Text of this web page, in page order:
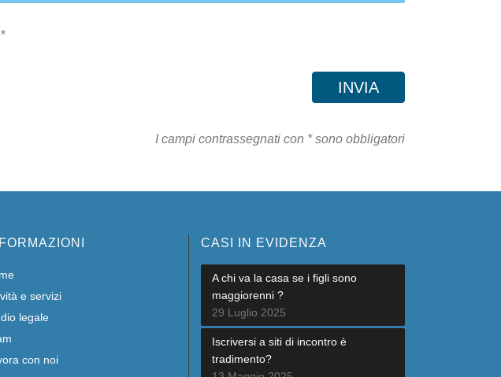
I campi contrassegnati con * sono obbligatori
e servizi
legale
con noi
CASI IN EVIDENZA
A chi va la casa se i figli sono
maggiorenni ?
29 Luglio 2025
Iscriversi a siti di incontro è
tradimento?